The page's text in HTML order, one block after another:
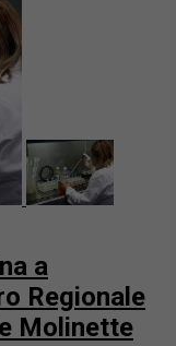
a
Regionale
Molinette